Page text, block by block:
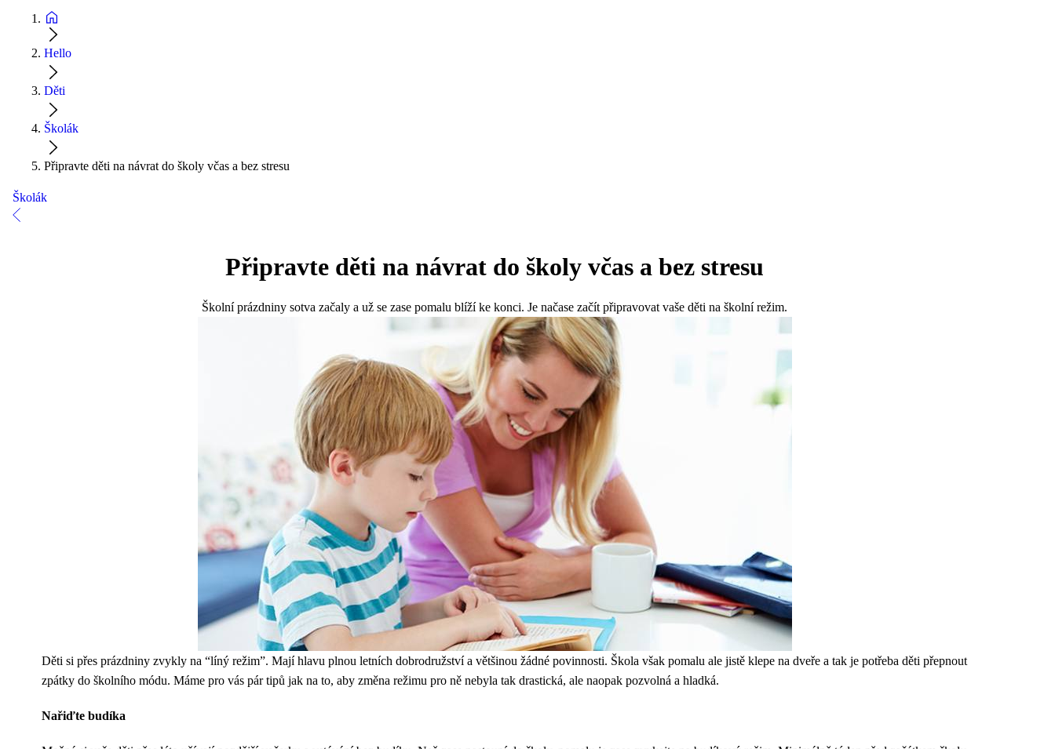
Hello
Děti
Školák
Připravte děti na návrat do školy včas a bez stresu
Školák
Připravte děti na návrat do školy včas a bez stresu
Školní prázdniny sotva začaly a už se zase pomalu blíží ke konci. Je načase začít připravovat vaše děti na školní režim.
Děti si přes prázdniny zvykly na “líný režim”. Mají hlavu plnou letních dobrodružství a většinou žádné povinnosti. Škola však pomalu ale jistě klepe na dveře a tak je potřeba děti přepnout
zpátky do školního módu. Máme pro vás pár tipů jak na to, aby změna režimu pro ně nebyla tak drastická, ale naopak pozvolná a hladká.
Nařiďte budíka